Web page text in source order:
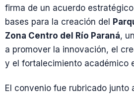
firma de un acuerdo
bases para la creación del
Zona Centro del Río Paraná,
a promover la innovación, el
y el fortalecimiento académico
El convenio fue rubricado junto